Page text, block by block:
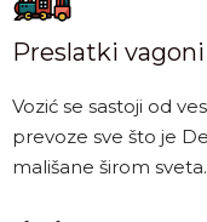
Preslatki
Vozić se sastoji od
prevoze sve što je
mališane širom sveta.